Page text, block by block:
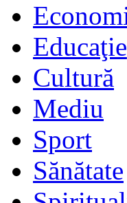
Educaţie
Cultură
Mediu
Sport
Sănătate